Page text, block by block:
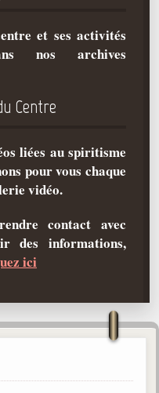
et ses activités
nos archives
Centre
liées au spiritisme
pour vous chaque
vidéo.
contact avec
des informations,
ici